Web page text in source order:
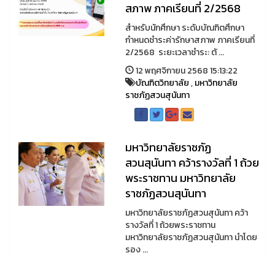
สภาพ ภาคเรียนที่ 2/2568
สำหรับนักศึกษา ระดับบัณฑิตศึกษา
กำหนดชำระค่ารักษาสภาพ ภาคเรียนที่
2/2568 ระยะเวลาชำระ: ตั ...
12 พฤศจิกายน 2568 15:13:22
บัณฑิตวิทยาลัย,มหาวิทยาลัย
ราชภัฏสวนสุนันทา
มหาวิทยาลัยราชภัฏ
สวนสุนันทา คว้ารางวัลที่ 1 ถ้วย
พระราชทาน มหาวิทยาลัย
ราชภัฏสวนสุนันทา
มหาวิทยาลัยราชภัฏสวนสุนันทา คว้า
รางวัลที่ 1 ถ้วยพระราชทาน
มหาวิทยาลัยราชภัฏสวนสุนันทา นำโดย
รอง ...